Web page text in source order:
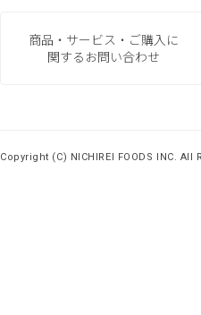
商品・サービス・ご購入に
関するお問い合わせ
Copyright (C) NICHIREI FOODS INC. All